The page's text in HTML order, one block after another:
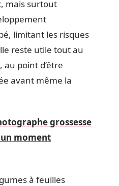
mais surtout
limitant les risques
reste utile tout au
au point d’être
avant même la
grossesse
moment
à feuilles